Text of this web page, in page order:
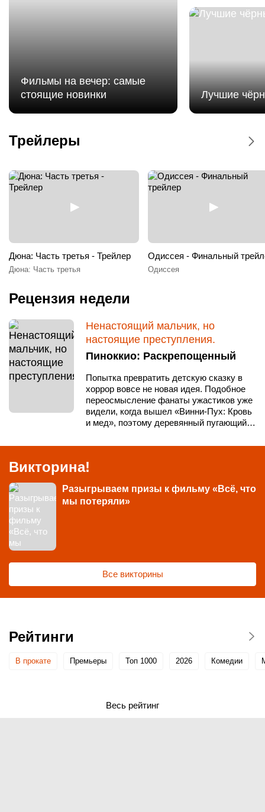
Фильмы на вечер: самые
стоящие новинки
Лучшие
Трейлеры
Мстители: Доктор Дум - Дублированный
Мстители: Доктор Дум
Дюна: Часть третья - Трейлер
Дюна: Часть третья
Одиссея - Финальный
Одиссея
Рецензия недели
Ненастоящий мальчик, но
настоящие преступления.
Пиноккио: Раскрепощенный
Попытка превратить детскую сказку в
хоррор вовсе не новая идея. Подобное
переосмысление фанаты ужастиков уже
видели, когда вышел «Винни-Пух: Кровь
и мед», поэтому деревянный пугающий…
Викторина!
Разыгрываем призы к фильму «Всё, что
мы потеряли»
Все викторины
Рейтинги
В прокате Премьеры Топ 1000 2026 Комедии
Весь рейтинг